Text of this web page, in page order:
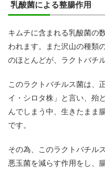
乳酸菌による整腸作用
キムチに含まれる乳酸菌の
われます。また沢山の種類
のほとんどが、ラクトバチ
このラクトバチルス菌は、
イ・シロタ株」と言い、殆
んでしまう中、生きたまま
です。
その為、このラクトバチル
悪玉菌を減らす作用をし、